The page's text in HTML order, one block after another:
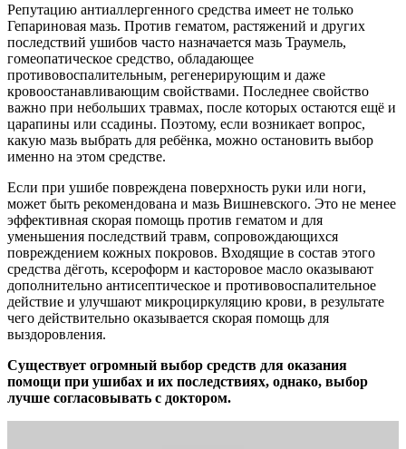
Репутацию антиаллергенного средства имеет не только
Гепариновая мазь. Против гематом, растяжений и других
последствий ушибов часто назначается мазь Траумель,
гомеопатическое средство, обладающее
противовоспалительным, регенерирующим и даже
кровоостанавливающим свойствами. Последнее свойство
важно при небольших травмах, после которых остаются ещё и
царапины или ссадины. Поэтому, если возникает вопрос,
какую мазь выбрать для ребёнка, можно остановить выбор
именно на этом средстве.
Если при ушибе повреждена поверхность руки или ноги,
может быть рекомендована и мазь Вишневского. Это не менее
эффективная скорая помощь против гематом и для
уменьшения последствий травм, сопровождающихся
повреждением кожных покровов. Входящие в состав этого
средства дёготь, ксероформ и касторовое масло оказывают
дополнительно антисептическое и противовоспалительное
действие и улучшают микроциркуляцию крови, в результате
чего действительно оказывается скорая помощь для
выздоровления.
Существует огромный выбор средств для оказания
помощи при ушибах и их последствиях, однако, выбор
лучше согласовывать с доктором.